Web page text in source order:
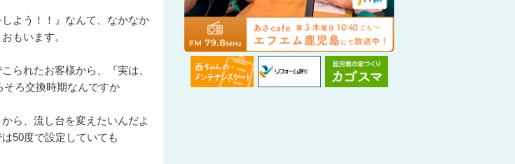
よう！！』なんて、なかなか
もいます。
られたお客様から、『実は、
そろ交換時期なんですか
ら、流し台を変えたいんだよ
50度で設定していても